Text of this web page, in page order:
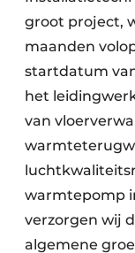
groot project,
maanden
startdatum
het
van
warmtepomp
verzorgen wij
algemene